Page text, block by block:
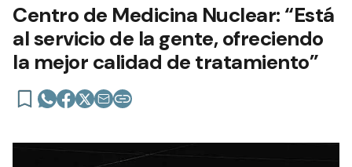
Centro de Medicina Nuclear: “Está
al servicio de la gente, ofreciendo
la mejor calidad de tratamiento”